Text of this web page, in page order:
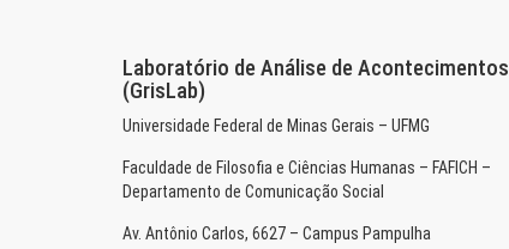
Laboratório de Análise de Acontecimentos
(GrisLab)
Universidade Federal de Minas Gerais – UFMG
Faculdade de Filosofia e Ciências Humanas – FAFICH –
Departamento de Comunicação Social
Av. Antônio Carlos, 6627 – Campus Pampulha